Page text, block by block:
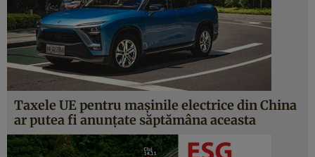
Taxele UE pentru mașinile electrice din China
ar putea fi anunțate săptămâna aceasta